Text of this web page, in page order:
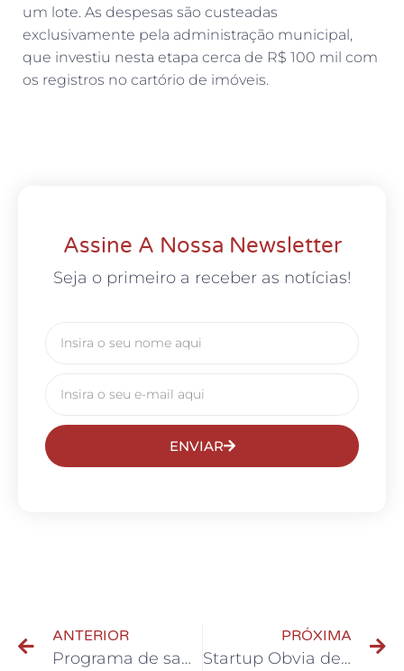
um lote. As despesas são custeadas
exclusivamente pela administração municipal,
que investiu nesta etapa cerca de R$ 100 mil com
os registros no cartório de imóveis.
Assine A Nossa Newsletter
Seja o primeiro a receber as notícias!
ENVIAR
ANTERIOR
Programa de saúde da COOP leva ações gratuitas para a comunidade
PRÓXIMA
Startup Obvia desenvolve aplicativo para facilitar ‘vida contábil’ do empreendedor que gera redução em até 70% dos custos